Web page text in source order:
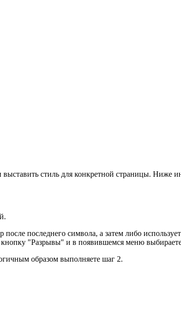
стиль для конкретной страницы. Ниже
после последнего символа, а затем либо
"Разрывы" и в появившемся меню
образом выполняете шаг 2.